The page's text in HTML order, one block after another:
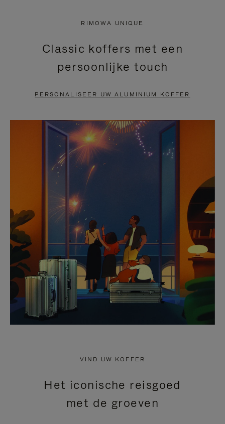
DRUK
OM
PAUZEREN
VIDEO
IS
UITGESCHAKELD.
HIER
OM
HET
DEMPEN
OP
TE
HEFFEN
RIMOWA UNIQUE
Classic koffers met een
persoonlijke touch
PERSONALISEER UW ALUMINIUM KOFFER
VIND UW KOFFER
Het iconische reisgoed
met de groeven